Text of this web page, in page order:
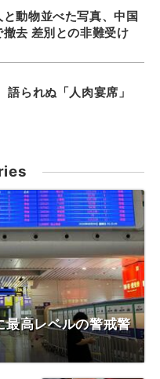
と動物並べた写真、中国
去 差別との非難受け
語られぬ「人肉宴席」
最高レベルの警戒警